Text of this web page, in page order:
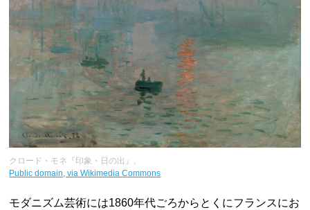
クロード・モネ『印象・日の出』,
Public domain, via Wikimedia Commons
モダニズム芸術には1860年代ごろからとくにフランスにお